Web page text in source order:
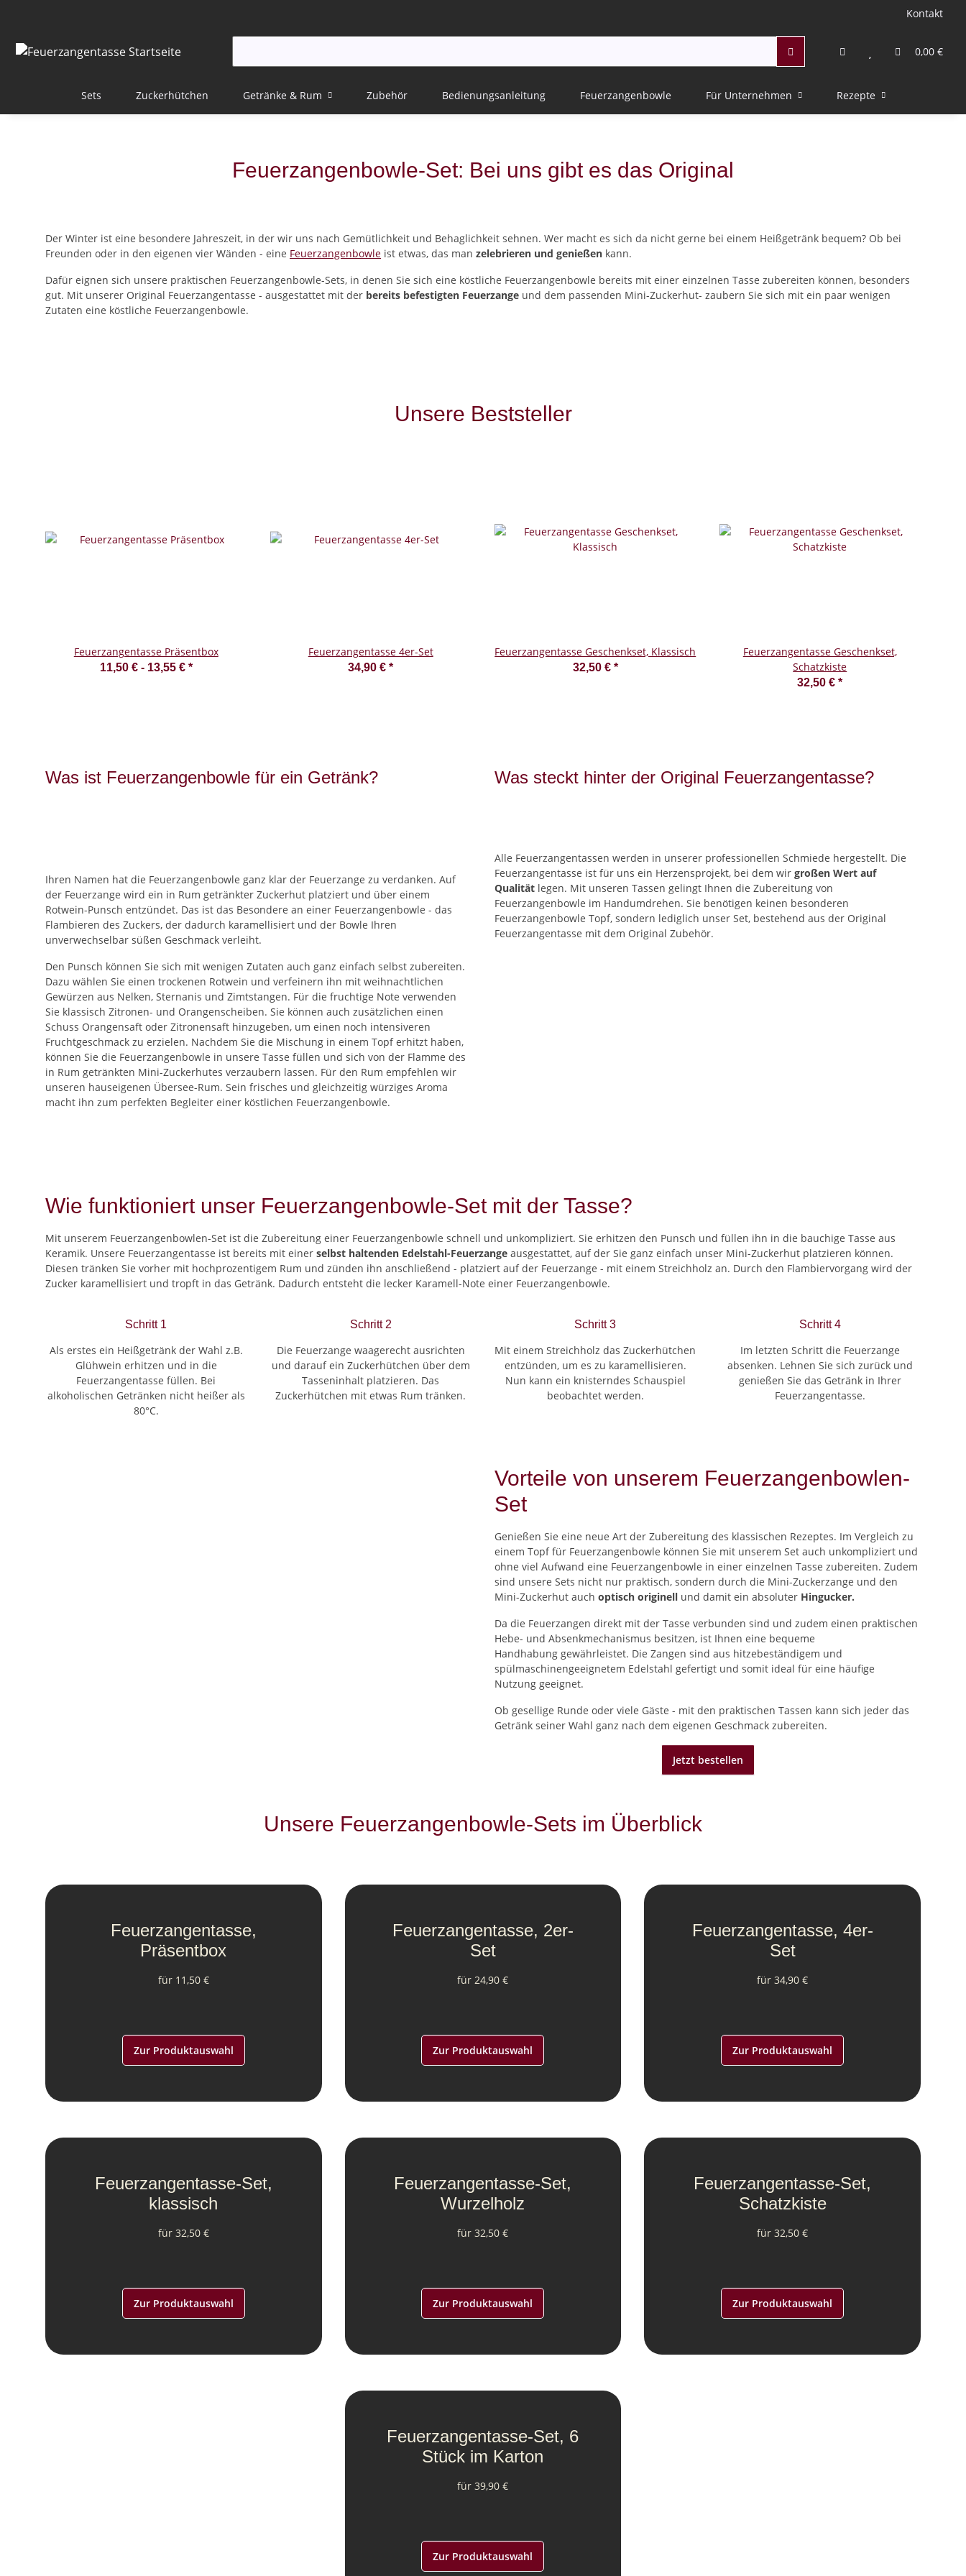
Kontakt
0,00 €
Sets Zuckerhütchen Getränke & Rum Zubehör Bedienungsanleitung Feuerzangenbowle Für Unternehmen Rezepte
Feuerzangenbowle-Set: Bei uns gibt es das Original
Der Winter ist eine besondere Jahreszeit, in der wir uns nach Gemütlichkeit und Behaglichkeit sehnen. Wer macht es sich da nicht gerne bei einem Heißgetränk bequem? Ob bei
Freunden oder in den eigenen vier Wänden - eine Feuerzangenbowle ist etwas, das man zelebrieren und genießen kann.
Dafür eignen sich unsere praktischen Feuerzangenbowle-Sets, in denen Sie sich eine köstliche Feuerzangenbowle bereits mit einer einzelnen Tasse zubereiten können, besonders
gut. Mit unserer Original Feuerzangentasse - ausgestattet mit der bereits befestigten Feuerzange und dem passenden Mini-Zuckerhut- zaubern Sie sich mit ein paar wenigen
Zutaten eine köstliche Feuerzangenbowle.
Unsere Beststeller
Feuerzangentasse Präsentbox
11,50 € - 13,55 € *
Feuerzangentasse 4er-Set
34,90 €*
Feuerzangentasse Geschenkset, Klassisch
32,50 € *
Feuerzangentasse Geschenkset,
Schatzkiste
32,50 €*
Was ist Feuerzangenbowle für ein Getränk?
Ihren Namen hat die Feuerzangenbowle ganz klar der Feuerzange zu verdanken. Auf
der Feuerzange wird ein in Rum getränkter Zuckerhut platziert und über einem
Rotwein-Punsch entzündet. Das ist das Besondere an einer Feuerzangenbowle - das
Flambieren des Zuckers, der dadurch karamellisiert und der Bowle Ihren
unverwechselbar süßen Geschmack verleiht.
Den Punsch können Sie sich mit wenigen Zutaten auch ganz einfach selbst zubereiten.
Dazu wählen Sie einen trockenen Rotwein und verfeinern ihn mit weihnachtlichen
Gewürzen aus Nelken, Sternanis und Zimtstangen. Für die fruchtige Note verwenden
Sie klassisch Zitronen- und Orangenscheiben. Sie können auch zusätzlichen einen
Schuss Orangensaft oder Zitronensaft hinzugeben, um einen noch intensiveren
Fruchtgeschmack zu erzielen. Nachdem Sie die Mischung in einem Topf erhitzt haben,
können Sie die Feuerzangenbowle in unsere Tasse füllen und sich von der Flamme des
in Rum getränkten Mini-Zuckerhutes verzaubern lassen. Für den Rum empfehlen wir
unseren hauseigenen Übersee-Rum. Sein frisches und gleichzeitig würziges Aroma
macht ihn zum perfekten Begleiter einer köstlichen Feuerzangenbowle.
Was steckt hinter der Original Feuerzangentasse?
Alle Feuerzangentassen werden in unserer professionellen Schmiede hergestellt. Die
Feuerzangentasse ist für uns ein Herzensprojekt, bei dem wir großen Wert auf
Qualität legen. Mit unseren Tassen gelingt Ihnen die Zubereitung von
Feuerzangenbowle im Handumdrehen. Sie benötigen keinen besonderen
Feuerzangenbowle Topf, sondern lediglich unser Set, bestehend aus der Original
Feuerzangentasse mit dem Original Zubehör.
Wie funktioniert unser Feuerzangenbowle-Set mit der Tasse?
Mit unserem Feuerzangenbowlen-Set ist die Zubereitung einer Feuerzangenbowle schnell und unkompliziert. Sie erhitzen den Punsch und füllen ihn in die bauchige Tasse aus
Keramik. Unsere Feuerzangentasse ist bereits mit einer selbst haltenden Edelstahl-Feuerzange ausgestattet, auf der Sie ganz einfach unser Mini-Zuckerhut platzieren können.
Diesen tränken Sie vorher mit hochprozentigem Rum und zünden ihn anschließend - platziert auf der Feuerzange - mit einem Streichholz an. Durch den Flambiervorgang wird der
Zucker karamellisiert und tropft in das Getränk. Dadurch entsteht die lecker Karamell-Note einer Feuerzangenbowle.
Schritt 1
Als erstes ein Heißgetränk der Wahl z.B.
Glühwein erhitzen und in die
Feuerzangentasse füllen. Bei
alkoholischen Getränken nicht heißer als
80°C.
Schritt 2
Die Feuerzange waagerecht ausrichten
und darauf ein Zuckerhütchen über dem
Tasseninhalt platzieren. Das
Zuckerhütchen mit etwas Rum tränken.
Schritt 3
Mit einem Streichholz das Zuckerhütchen
entzünden, um es zu karamellisieren.
Nun kann ein knisterndes Schauspiel
beobachtet werden.
Schritt 4
Im letzten Schritt die Feuerzange
absenken. Lehnen Sie sich zurück und
genießen Sie das Getränk in Ihrer
Feuerzangentasse.
Vorteile von unserem Feuerzangenbowlen-
Set
Genießen Sie eine neue Art der Zubereitung des klassischen Rezeptes. Im Vergleich zu
einem Topf für Feuerzangenbowle können Sie mit unserem Set auch unkompliziert und
ohne viel Aufwand eine Feuerzangenbowle in einer einzelnen Tasse zubereiten. Zudem
sind unsere Sets nicht nur praktisch, sondern durch die Mini-Zuckerzange und den
Mini-Zuckerhut auch optisch originell und damit ein absoluter Hingucker.
Da die Feuerzangen direkt mit der Tasse verbunden sind und zudem einen praktischen
Hebe- und Absenkmechanismus besitzen, ist Ihnen eine bequeme
Handhabung gewährleistet. Die Zangen sind aus hitzebeständigem und
spülmaschinengeeignetem Edelstahl gefertigt und somit ideal für eine häufige
Nutzung geeignet.
Ob gesellige Runde oder viele Gäste - mit den praktischen Tassen kann sich jeder das
Getränk seiner Wahl ganz nach dem eigenen Geschmack zubereiten.
Jetzt bestellen
Unsere Feuerzangenbowle-Sets im Überblick
Feuerzangentasse,
Präsentbox
für 11,50 €
Zur Produktauswahl
Feuerzangentasse-Set,
klassisch
für 32,50 €
Zur Produktauswahl
Feuerzangentasse, 2er-
Set
für 24,90 €
Zur Produktauswahl
Feuerzangentasse-Set,
Wurzelholz
für 32,50 €
Zur Produktauswahl
Feuerzangentasse-Set, 6
Stück im Karton
für 39,90 €
Zur Produktauswahl
Feuerzangentasse, 4er-
Set
für 34,90 €
Zur Produktauswahl
Feuerzangentasse-Set,
Schatzkiste
für 32,50 €
Zur Produktauswahl